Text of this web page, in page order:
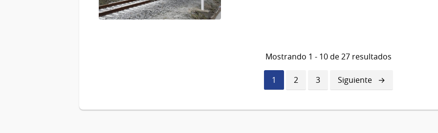
Mostrando 1 - 10 de 27 resultados
Página
actual
1 Página
2 Página
3
Siguiente
página
Siguiente